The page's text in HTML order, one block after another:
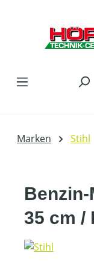
Marken Stihl
Benzin-
35 cm /